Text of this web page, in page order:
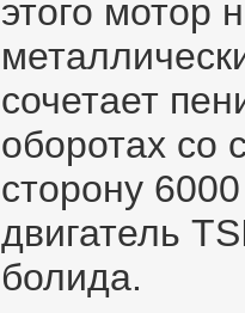
этого мотор
сочетает
оборотах со
сторону
двигатель
болида.